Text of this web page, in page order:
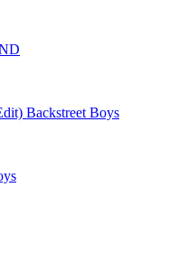
Backstreet Boys